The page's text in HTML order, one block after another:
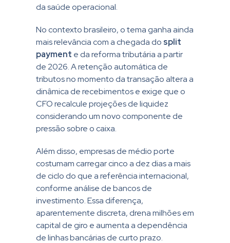
da saúde operacional.
No contexto brasileiro, o tema ganha ainda
mais relevância com a chegada do split
payment e da reforma tributária a partir
de 2026. A retenção automática de
tributos no momento da transação altera a
dinâmica de recebimentos e exige que o
CFO recalcule projeções de liquidez
considerando um novo componente de
pressão sobre o caixa.
Além disso, empresas de médio porte
costumam carregar cinco a dez dias a mais
de ciclo do que a referência internacional,
conforme análise de bancos de
investimento. Essa diferença,
aparentemente discreta, drena milhões em
capital de giro e aumenta a dependência
de linhas bancárias de curto prazo.